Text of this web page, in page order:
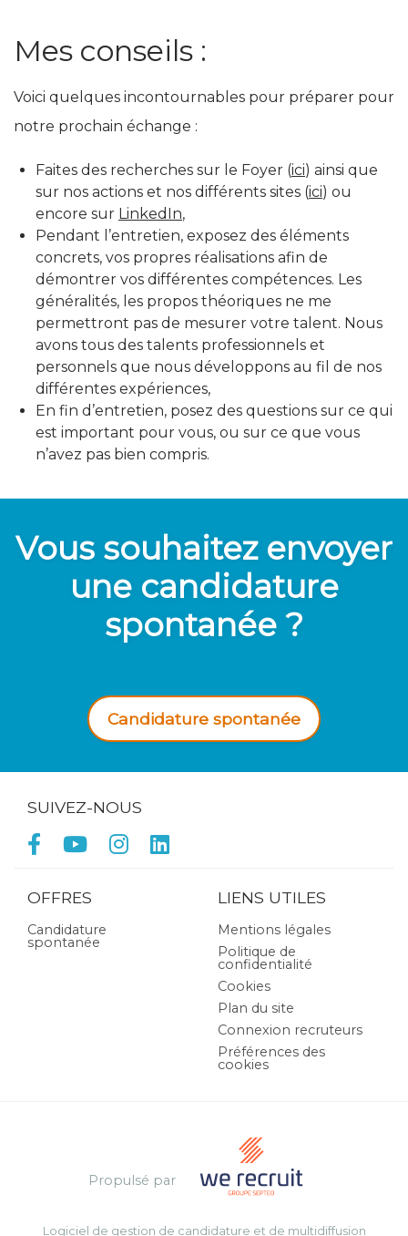
Mes conseils :
Voici quelques incontournables pour préparer pour
notre prochain échange :
Faites des recherches sur le Foyer (ici) ainsi que
sur nos actions et nos différents sites (ici) ou
encore sur LinkedIn,
Pendant l’entretien, exposez des éléments
concrets, vos propres réalisations afin de
démontrer vos différentes compétences. Les
généralités, les propos théoriques ne me
permettront pas de mesurer votre talent. Nous
avons tous des talents professionnels et
personnels que nous développons au fil de nos
différentes expériences,
En fin d’entretien, posez des questions sur ce qui
est important pour vous, ou sur ce que vous
n’avez pas bien compris.
Vous souhaitez envoyer
une candidature
spontanée ?
Candidature spontanée
SUIVEZ-NOUS
OFFRES
Candidature
spontanée
LIENS UTILES
Mentions légales
Politique de
confidentialité
Cookies
Plan du site
Connexion recruteurs
Préférences des
cookies
Propulsé par
Logiciel de gestion de candidature et de multidiffusion